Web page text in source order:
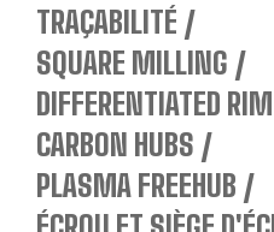
TRAÇABILITÉ
SQUARE MILLING
DIFFERENTIATED
CARBON HUBS
PLASMA FREEHUB